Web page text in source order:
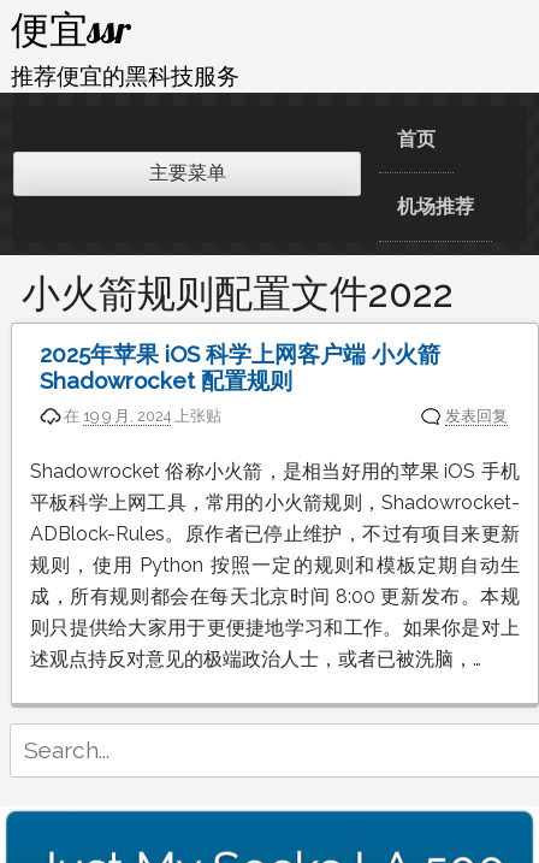
内
容
便宜ssr
推荐便宜的黑科技服务
主要菜单
首页
机场推荐
小火箭规则配置文件2022
2025年苹果 iOS 科学上网客户端 小火箭
Shadowrocket 配置规则
在 19 9 月, 2024 上张贴 发表回复
Shadowrocket 俗称小火箭，是相当好用的苹果 iOS 手机
平板科学上网工具，常用的小火箭规则，Shadowrocket-
ADBlock-Rules。原作者已停止维护，不过有项目来更新
规则，使用 Python 按照一定的规则和模板定期自动生
成，所有规则都会在每天北京时间 8:00 更新发布。本规
则只提供给大家用于更便捷地学习和工作。如果你是对上
述观点持反对意见的极端政治人士，或者已被洗脑，…
for: